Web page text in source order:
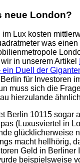
neue London?
Lux kosten
was
in unserem Artikel
ein Duell der
für Investoren
muss sich die
hierzulande
Berlin 10115 sogar
(Luxusviertel in
glücklicherweise
macht hellhörig,
Geld in Berliner
beispielsweise